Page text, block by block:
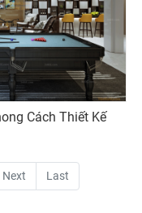
Cách Thiết Kế
Next Last